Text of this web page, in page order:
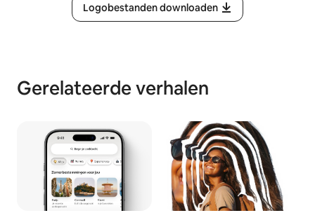
Logobestanden downloaden
Gerelateerde verhalen